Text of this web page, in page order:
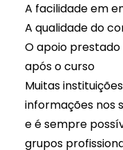
A facilidade em
A qualidade do
O apoio
após o curso
Muitas
informações nos
e é sempre
grupos